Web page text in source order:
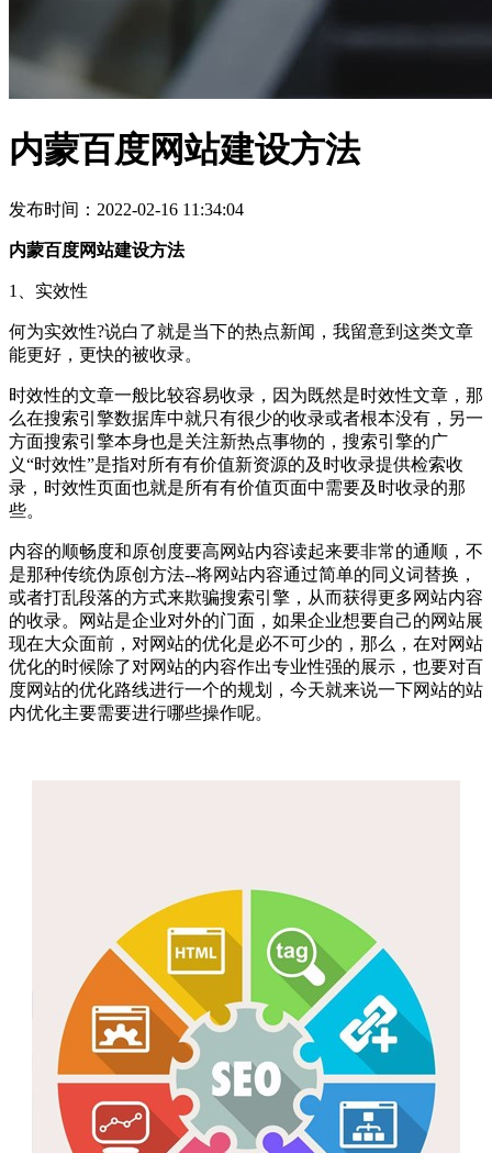
内蒙百度网站建设方法
发布时间：2022-02-16 11:34:04
内蒙百度网站建设方法
1、实效性
何为实效性?说白了就是当下的热点新闻，我留意到这类文章
能更好，更快的被收录。
时效性的文章一般比较容易收录，因为既然是时效性文章，那
么在搜索引擎数据库中就只有很少的收录或者根本没有，另一
方面搜索引擎本身也是关注新热点事物的，搜索引擎的广
义“时效性”是指对所有有价值新资源的及时收录提供检索收
录，时效性页面也就是所有有价值页面中需要及时收录的那
些。
内容的顺畅度和原创度要高网站内容读起来要非常的通顺，不
是那种传统伪原创方法--将网站内容通过简单的同义词替换，
或者打乱段落的方式来欺骗搜索引擎，从而获得更多网站内容
的收录。网站是企业对外的门面，如果企业想要自己的网站展
现在大众面前，对网站的优化是必不可少的，那么，在对网站
优化的时候除了对网站的内容作出专业性强的展示，也要对百
度网站的优化路线进行一个的规划，今天就来说一下网站的站
内优化主要需要进行哪些操作呢。